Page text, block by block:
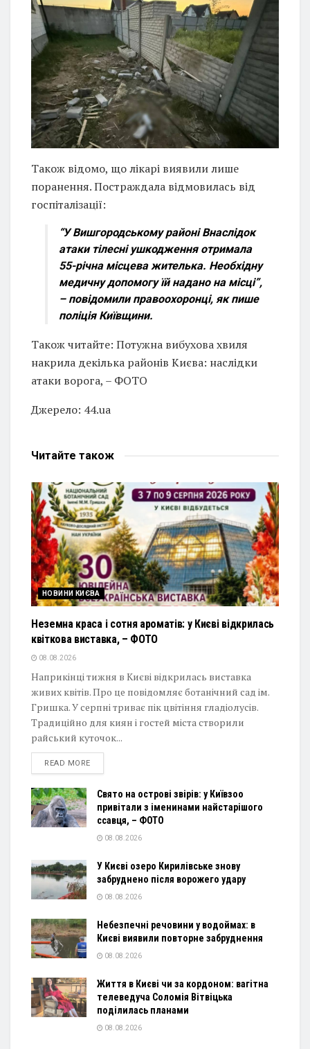
Також відомо, що лікарі виявили лише
поранення. Постраждала відмовилась від
госпіталізації:
“У Вишгородському районі Внаслідок
атаки тілесні ушкодження отримала
55-річна місцева жителька. Необхідну
медичну допомогу їй надано на місці”,
– повідомили правоохоронці, як пише
поліція Київщини.
Також читайте: Потужна вибухова хвиля
накрила декілька районів Києва: наслідки
атаки ворога, – ФОТО
Джерело: 44.ua
Читайте також
НОВИНИ КИЄВА
Неземна краса і сотня ароматів: у Києві відкрилась
квіткова виставка, – ФОТО
08.08.2026
Наприкінці тижня в Києві відкрилась виставка
живих квітів. Про це повідомляє ботанічний сад ім.
Гришка. У серпні триває пік цвітіння гладіолусів.
Традиційно для киян і гостей міста створили
райський куточок...
READ MOREDETAILS
Свято на острові звірів: у Київзоо
привітали з іменинами найстарішого
ссавця, – ФОТО
08.08.2026
У Києві озеро Кирилівське знову
забруднено після ворожего удару
08.08.2026
Небезпечні речовини у водоймах: в
Києві виявили повторне забруднення
08.08.2026
Життя в Києві чи за кордоном: вагітна
телеведуча Соломія Вітвіцька
поділилась планами
08.08.2026